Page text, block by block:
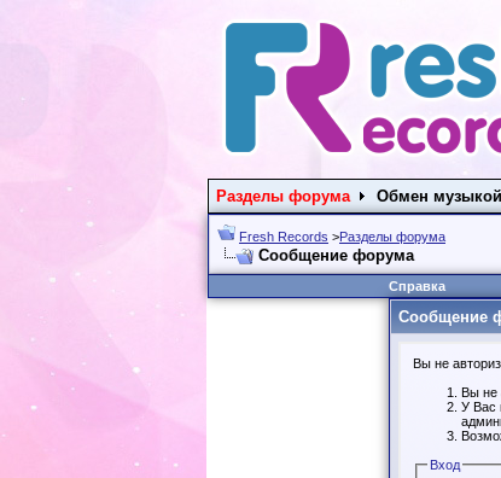
Разделы форума Обмен музыкой
Fresh Records >Разделы форума
Сообщение форума
Справка
Сообщение
Вы не
Вы не
У Вас
Вход